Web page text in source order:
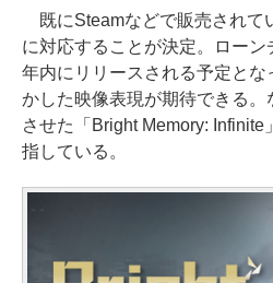
既にSteamなどで販売されて
に対応することが決定。ロー
年内にリリースされる予定と
かした映像表現が期待できる
させた「Bright Memory: Infinite
指している。